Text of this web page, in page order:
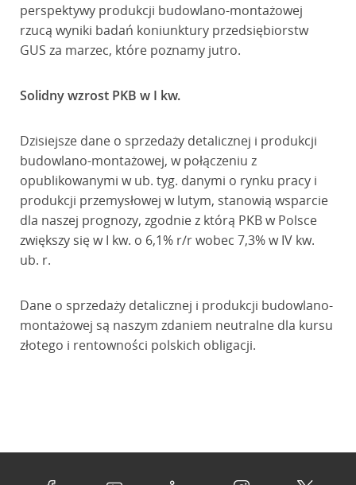
perspektywy produkcji budowlano-montażowej
rzucą wyniki badań koniunktury przedsiębiorstw
GUS za marzec, które poznamy jutro.
Solidny wzrost PKB w I kw.
Dzisiejsze dane o sprzedaży detalicznej i produkcji
budowlano-montażowej, w połączeniu z
opublikowanymi w ub. tyg. danymi o rynku pracy i
produkcji przemysłowej w lutym, stanowią wsparcie
dla naszej prognozy, zgodnie z którą PKB w Polsce
zwiększy się w I kw. o 6,1% r/r wobec 7,3% w IV kw.
ub. r.
Dane o sprzedaży detalicznej i produkcji budowlano-
montażowej są naszym zdaniem neutralne dla kursu
złotego i rentowności polskich obligacji.